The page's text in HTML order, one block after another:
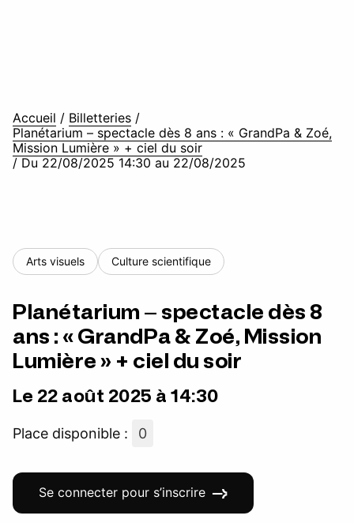
Accueil / Billetteries /
Planétarium – spectacle dès 8 ans : « GrandPa & Zoé,
Mission Lumière » + ciel du soir
/ Du 22/08/2025 14:30 au 22/08/2025
Arts visuels Culture scientifique
Planétarium – spectacle dès 8
ans : « GrandPa & Zoé, Mission
Lumière » + ciel du soir
Le 22 août 2025 à 14:30
Place disponible : 0
Se connecter pour s’inscrire